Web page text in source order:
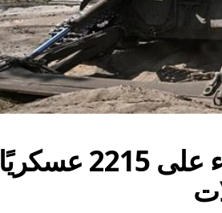
“الدفاع الروسية”: القضاء على 2215 عسكريًا